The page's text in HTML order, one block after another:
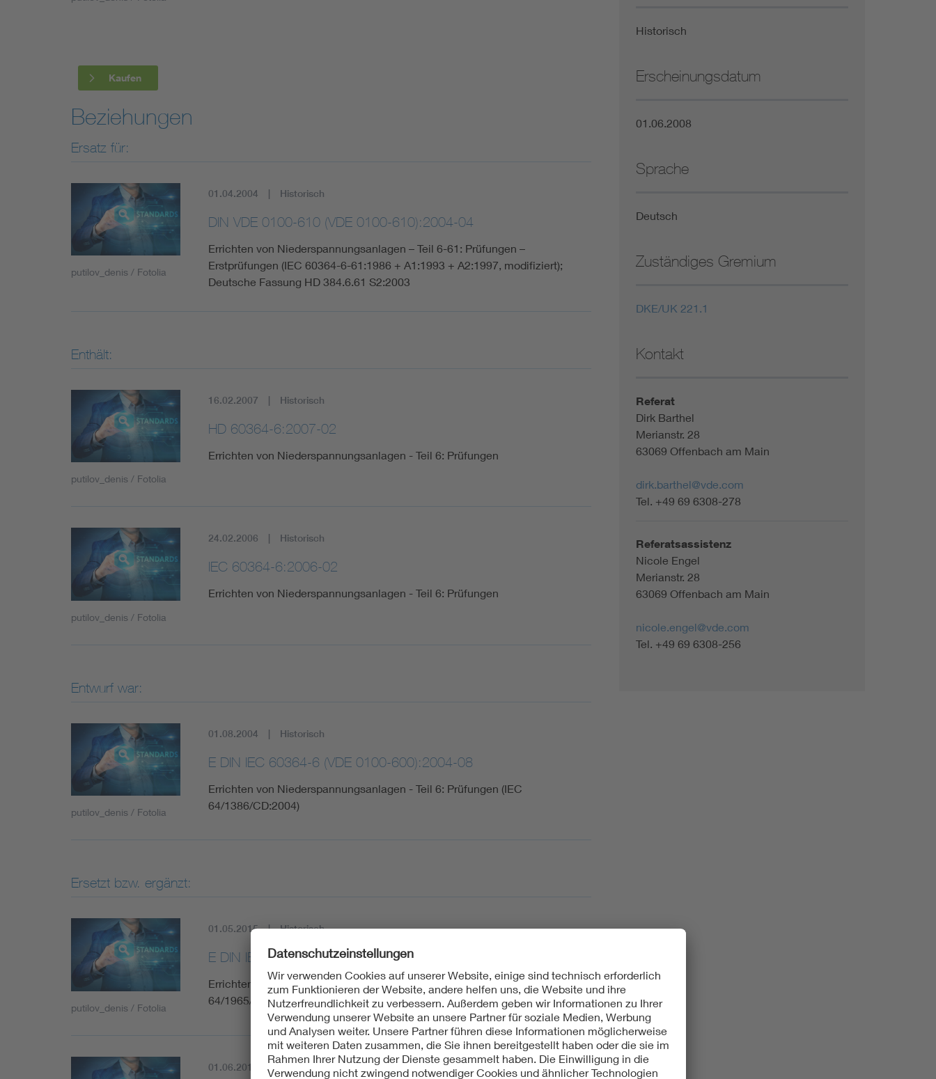
Mobility
Smart Cities
Kaufen
Beziehungen
Ersatz für:
putilov_denis / Fotolia
01.04.2004 Historisch
DIN VDE 0100-610 (VDE 0100-610):2004-04
Errichten von Niederspannungsanlagen – Teil 6-61: Prüfungen –
Erstprüfungen (IEC 60364-6-61:1986 + A1:1993 + A2:1997, modifiziert);
Deutsche Fassung HD 384.6.61 S2:2003
Enthält:
putilov_denis / Fotolia
16.02.2007 Historisch
HD 60364-6:2007-02
Errichten von Niederspannungsanlagen - Teil 6: Prüfungen
putilov_denis / Fotolia
24.02.2006 Historisch
IEC 60364-6:2006-02
Errichten von Niederspannungsanlagen - Teil 6: Prüfungen
Entwurf war:
putilov_denis / Fotolia
01.08.2004 Historisch
E DIN IEC 60364-6 (VDE 0100-600):2004-08
Errichten von Niederspannungsanlagen - Teil 6: Prüfungen (IEC
64/1386/CD:2004)
Ersetzt bzw. ergänzt:
putilov_denis / Fotolia
01.05.2015 Historisch
E DIN IEC 60364-6 (VDE 0100-600):2015-05
Errichten von Niederspannungsanlagen - Teil 6: Prüfungen (IEC
64/1965/CD:2014)
01.06.2017 Aktuell
Historisch
Erscheinungsdatum
01.06.2008
Sprache
Deutsch
Zuständiges Gremium
DKE/UK 221.1
Kontakt
Referat
Dirk Barthel
Merianstr. 28
63069 Offenbach am Main
dirk.barthel@vde.com
Tel. +49 69 6308-278
Referatsassistenz
Nicole Engel
Merianstr. 28
63069 Offenbach am Main
nicole.engel@vde.com
Tel. +49 69 6308-256